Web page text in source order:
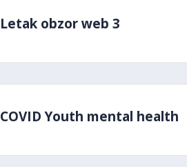
Letak obzor web 3
COVID Youth mental health